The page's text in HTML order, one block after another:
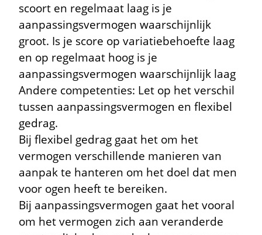
scoort en regelmaat laag is je
aanpassingsvermogen waarschijnlijk
groot. Is je score op variatiebehoefte laag
en op regelmaat hoog is je
aanpassingsvermogen waarschijnlijk laag
Andere competenties: Let op het verschil
tussen aanpassingsvermogen en flexibel
gedrag.
Bij flexibel gedrag gaat het om het
vermogen verschillende manieren van
aanpak te hanteren om het doel dat men
voor ogen heeft te bereiken.
Bij aanpassingsvermogen gaat het vooral
om het vermogen zich aan veranderde